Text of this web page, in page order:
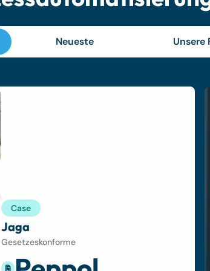
Neueste Unsere
Case
Jaga
Gesetzeskonforme